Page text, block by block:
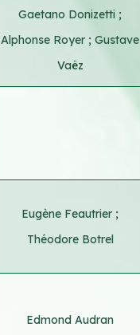
Gaetano Donizetti ;
Alphonse Royer ;Gustave
Vaëz
Eugène Feautrier ;
Théodore Botrel
Edmond Audran